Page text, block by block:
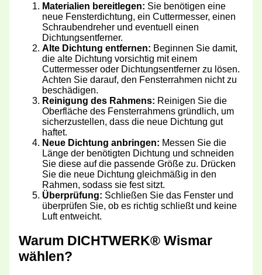
Materialien bereitlegen: Sie benötigen eine
neue Fensterdichtung, ein Cuttermesser, einen
Schraubendreher und eventuell einen
Dichtungsentferner.
Alte Dichtung entfernen: Beginnen Sie damit,
die alte Dichtung vorsichtig mit einem
Cuttermesser oder Dichtungsentferner zu lösen.
Achten Sie darauf, den Fensterrahmen nicht zu
beschädigen.
Reinigung des Rahmens: Reinigen Sie die
Oberfläche des Fensterrahmens gründlich, um
sicherzustellen, dass die neue Dichtung gut
haftet.
Neue Dichtung anbringen: Messen Sie die
Länge der benötigten Dichtung und schneiden
Sie diese auf die passende Größe zu. Drücken
Sie die neue Dichtung gleichmäßig in den
Rahmen, sodass sie fest sitzt.
Überprüfung: Schließen Sie das Fenster und
überprüfen Sie, ob es richtig schließt und keine
Luft entweicht.
Warum DICHTWERK® Wismar
wählen?